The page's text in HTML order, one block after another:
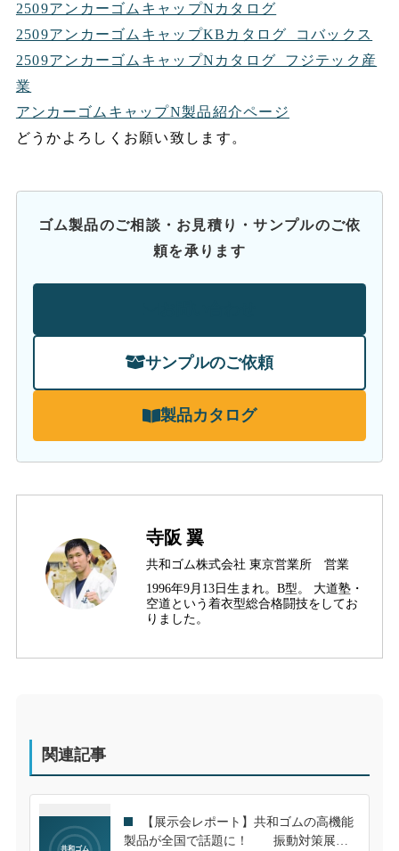
2509アンカーゴムキャップNカタログ
2509アンカーゴムキャップKBカタログ_コバックス
2509アンカーゴムキャップNカタログ_フジテック産
業
アンカーゴムキャップN製品紹介ページ
どうかよろしくお願い致します。
ゴム製品のご相談・お見積り・サンプルのご依
頼を承ります
サンプルのご依頼
製品カタログ
寺阪 翼
共和ゴム株式会社 東京営業所 営業
1996年9月13日生まれ。B型。 大道塾・
空道という着衣型総合格闘技をしてお
りました。
関連記事
【展示会レポート】共和ゴムの高機能
製品が全国で話題に！ 振動対策展に